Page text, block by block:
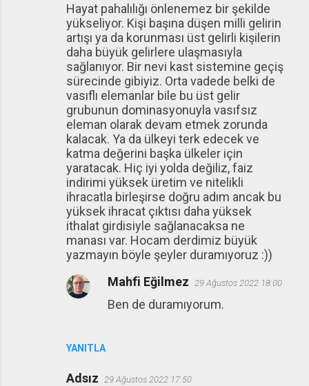
Hayat pahalılığı önlenemez bir şekilde
yükseliyor. Kişi başına düşen milli gelirin
artışı ya da korunması üst gelirli kişilerin
daha büyük gelirlere ulaşmasıyla
sağlanıyor. Bir nevi kast sistemine geçiş
sürecinde gibiyiz. Orta vadede belki de
vasıflı elemanlar bile bu üst gelir
grubunun dominasyonuyla vasıfsız
eleman olarak devam etmek zorunda
kalacak. Ya da ülkeyi terk edecek ve
katma değerini başka ülkeler için
yaratacak. Hiç iyi yolda değiliz, faiz
indirimi yüksek üretim ve nitelikli
ihracatla birleşirse doğru adım ancak bu
yüksek ihracat çıktısı daha yüksek
ithalat girdisiyle sağlanacaksa ne
manası var. Hocam derdimiz büyük
yazmayın böyle şeyler duramıyoruz :))
YANITLA
Mahfi Eğilmez 29 Ağustos 2022 18:00
Ben de duramıyorum.
Adsız 29 Ağustos 2022 17:50